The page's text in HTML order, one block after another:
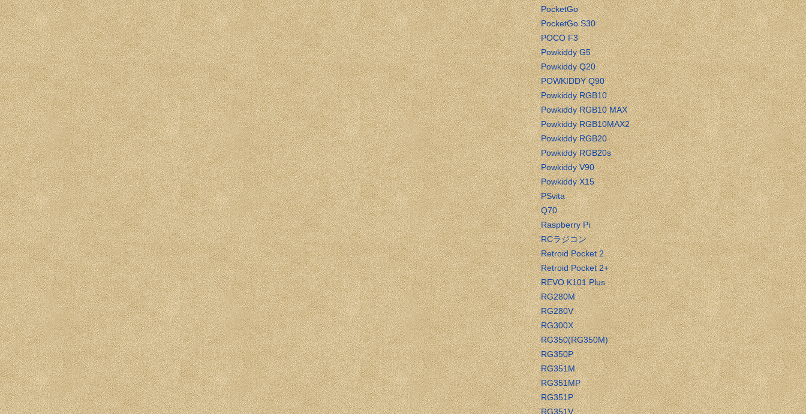
PocketGo
PocketGo S30
POCO F3
Powkiddy G5
Powkiddy Q20
POWKIDDY Q90
Powkiddy RGB10
Powkiddy RGB10 MAX
Powkiddy RGB10MAX2
Powkiddy RGB20
Powkiddy RGB20s
Powkiddy V90
Powkiddy X15
PSvita
Q70
Raspberry Pi
RCラジコン
Retroid Pocket 2
Retroid Pocket 2+
REVO K101 Plus
RG280M
RG280V
RG300X
RG350(RG350M)
RG350P
RG351M
RG351MP
RG351P
RG351V